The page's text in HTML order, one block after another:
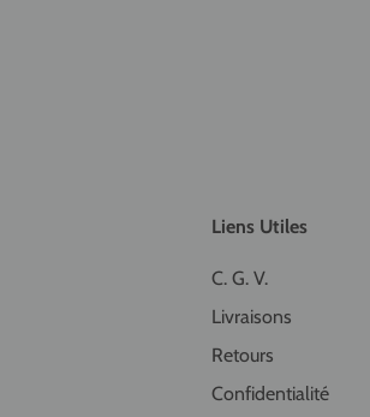
Liens Utiles
C. G. V.
Livraisons
Retours
Confidentialité